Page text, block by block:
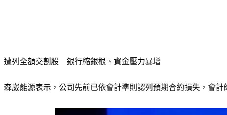
遭列全額交割股　銀行縮銀根、資金壓力暴增
森崴能源表示，公司先前已依會計準則認列預期合約損失，會